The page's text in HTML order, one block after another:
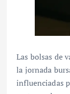
Las bolsas de
la jornada
influenciadas